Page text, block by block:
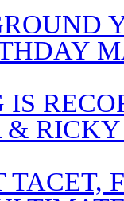
IS
&
TACET,